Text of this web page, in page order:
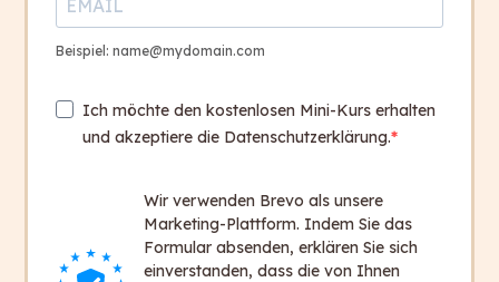
bietet atempo Übersetzungen von schwierigen
Texten in eine einfache Sprache an. Über die capito
App sind diese leicht verständlichen Informationen
nueva – nutzerorientierte Evaluation – beschäftigt
Behinderungen. Die konsequente Digitalisierung
dieser Angebote wurde nun von der Kommission als
besondere, soziale Innovation gewürdigt.
Beispiel: name@mydomain.com
Ich möchte den kostenlosen Mini-Kurs erhalten
und akzeptiere die Datenschutzerklärung.
Wir verwenden Brevo als unsere
Marketing-Plattform. Indem Sie das
Formular absenden, erklären Sie sich
einverstanden, dass die von Ihnen